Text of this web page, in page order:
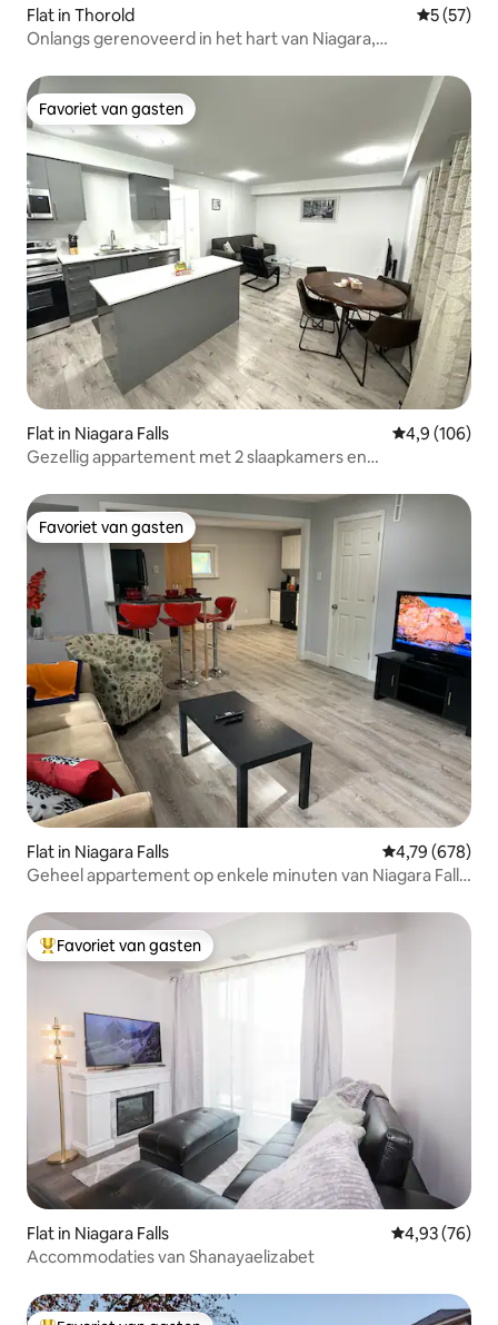
Flat in Thorold
5 (57)
Onlangs gerenoveerd in het hart van Niagara,
Favoriet van gasten
Favoriet van gasten
Flat in Niagara Falls Gemiddelde
4,9 (106)
Gezellig appartement met 2 slaapkamers en
Favoriet van gasten
Favoriet van gasten
Flat in Niagara Falls Gemiddelde
4,79 (678)
Geheel appartement op enkele minuten van Niagara Falls
Topfavoriet van gasten
Favoriet van gasten
Flat in Niagara Falls Gemiddelde
4,93 (76)
Accommodaties van Shanayaelizabet